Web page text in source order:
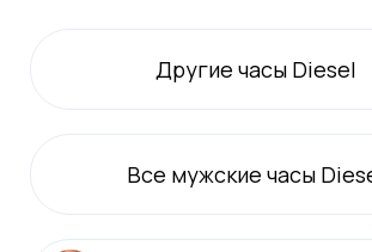
Другие часы Diesel
Все мужские часы